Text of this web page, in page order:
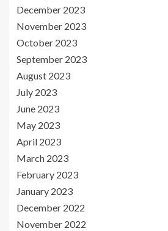
December 2023
November 2023
October 2023
September 2023
August 2023
July 2023
June 2023
May 2023
April 2023
March 2023
February 2023
January 2023
December 2022
November 2022